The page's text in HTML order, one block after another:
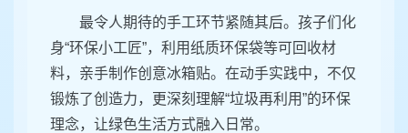
最令人期待的手工环节紧随其后。孩子们化
身“环保小工匠”，利用纸质环保袋等可回收材
料，亲手制作创意冰箱贴。在动手实践中，不仅
锻炼了创造力，更深刻理解“垃圾再利用”的环保
理念，让绿色生活方式融入日常。